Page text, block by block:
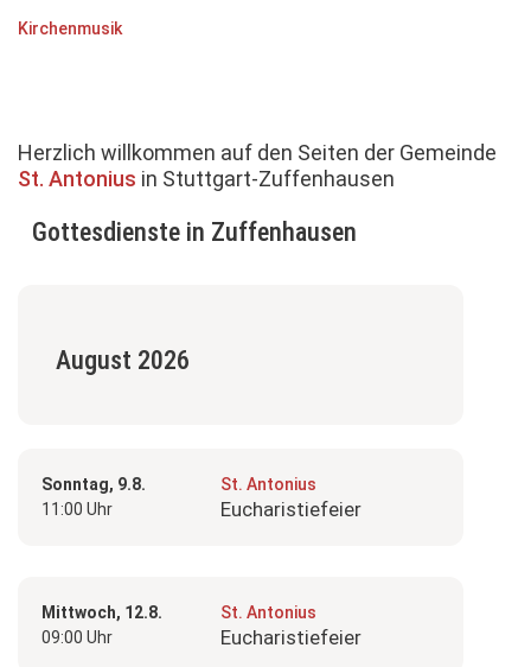
Kirchenmusik
Herzlich willkommen auf den Seiten der Gemeinde
St. Antonius in Stuttgart-Zuffenhausen
Gottesdienste in Zuffenhausen
August 2026
Sonntag, 9.8.
St. Antonius
11:00 Uhr
Eucharistiefeier
Mittwoch, 12.8.
St. Antonius
09:00 Uhr
Eucharistiefeier